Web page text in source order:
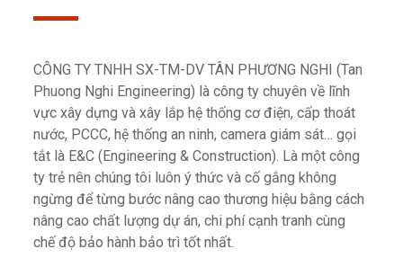
CÔNG TY TNHH SX-TM-DV TÂN PHƯƠNG NGHI (Tan
Phuong Nghi Engineering) là công ty chuyên về lĩnh
vực xây dựng và xây lắp hệ thống cơ điện, cấp thoát
nước, PCCC, hệ thống an ninh, camera giám sát… gọi
tắt là E&C (Engineering & Construction). Là một công
ty trẻ nên chúng tôi luôn ý thức và cố gắng không
ngừng để từng bước nâng cao thương hiệu bằng cách
nâng cao chất lượng dự án, chi phí cạnh tranh cùng
chế độ bảo hành bảo trì tốt nhất.